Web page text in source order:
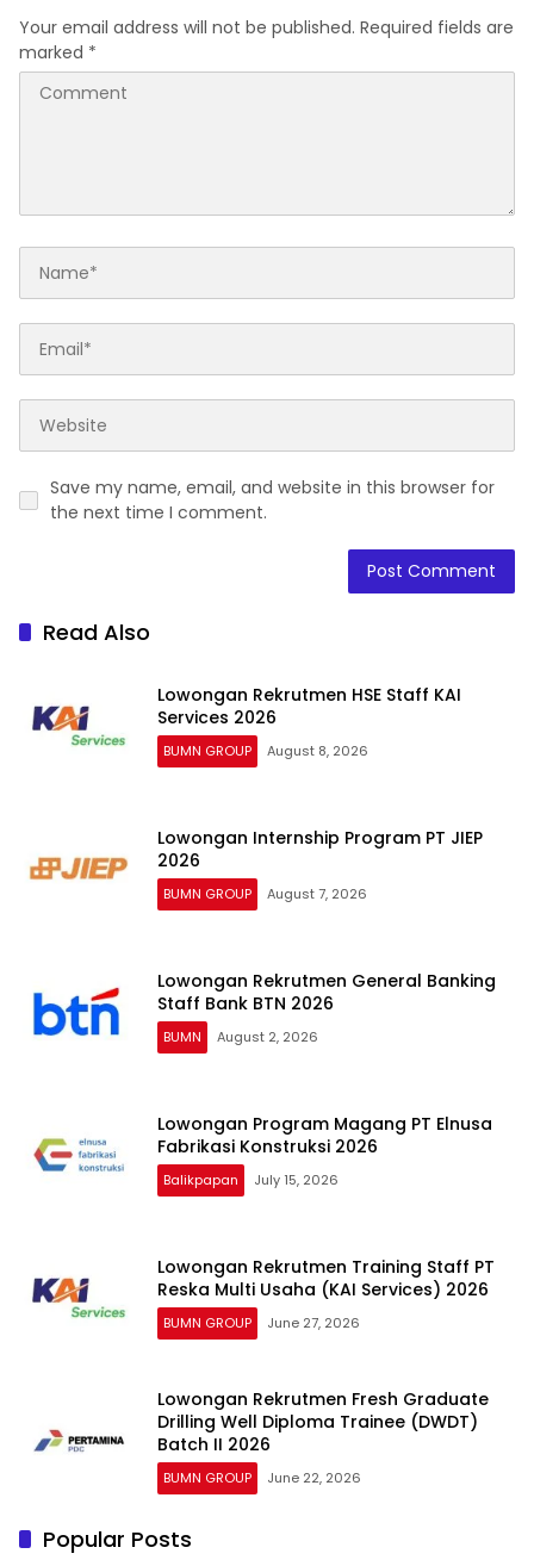
Your email address will not be published. Required fields are
marked *
Save my name, email, and website in this browser for
the next time I comment.
Read Also
Lowongan Rekrutmen HSE Staff KAI
Services 2026
BUMN GROUP August 8, 2026
Lowongan Internship Program PT JIEP
2026
BUMN GROUP August 7, 2026
Lowongan Rekrutmen General Banking
Staff Bank BTN 2026
BUMN August 2, 2026
Lowongan Program Magang PT Elnusa
Fabrikasi Konstruksi 2026
Balikpapan July 15, 2026
Lowongan Rekrutmen Training Staff PT
Reska Multi Usaha (KAI Services) 2026
BUMN GROUP June 27, 2026
Lowongan Rekrutmen Fresh Graduate
Drilling Well Diploma Trainee (DWDT)
Batch II 2026
BUMN GROUP June 22, 2026
Popular Posts